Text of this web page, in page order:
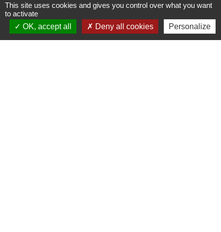
accueil@marssac-sur-tarn.fr
Lien vers les HORAIRES et CONTACTS
de chaque service
This site uses cookies and gives you control over what you want
to activate
OK, accept all
Deny all cookies Personalize